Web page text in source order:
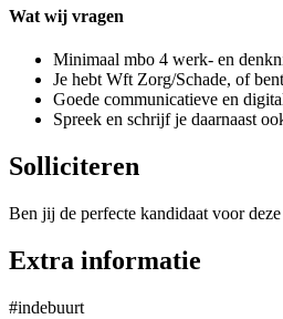
Wat wij vragen
Minimaal mbo 4 werk- en
Je hebt Wft Zorg/Schade, of
Goede communicatieve en
Spreek en schrijf je daarnaast
Solliciteren
Ben jij de perfecte kandidaat voor
Extra informatie
#indebuurt